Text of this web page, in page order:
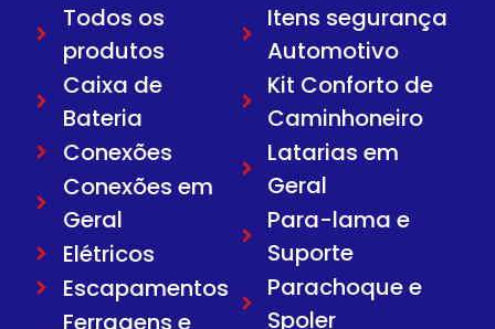
Todos os
produtos
Caixa de
Bateria
Conexões
Conexões em
Geral
Elétricos
Escapamentos
Ferragens e
Itens segurança
Automotivo
Kit Conforto de
Caminhoneiro
Latarias em
Geral
Para-lama e
Suporte
Parachoque e
Spoler